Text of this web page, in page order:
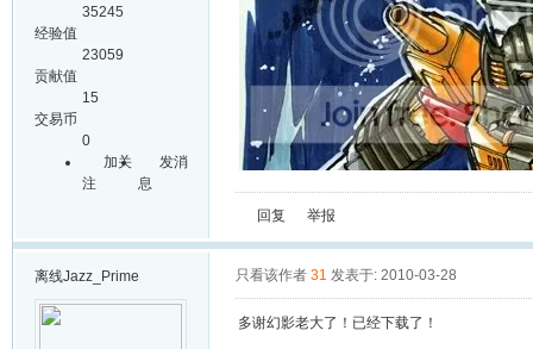
35245
经验值
23059
贡献值
15
交易币
0
加关
注
发消
息
回复 举报
离线Jazz_Prime 只看该作者 31 发表于: 2010-03-28
多谢幻影老大了！已经下载了！